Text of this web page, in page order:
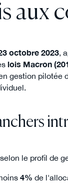
aux
octobre 2023,
lois Macron
gestion pilotée
le profil de
4% de